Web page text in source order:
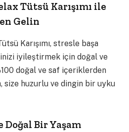
Tütsü Karışımı ile
Gelin
Karışımı, stresle başa
iyileştirmek için doğal ve
doğal ve saf içeriklerden
size huzurlu ve dingin bir uyku
Bir Yaşam